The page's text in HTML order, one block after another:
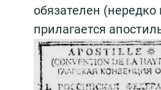
обязателен (нередко
прилагается